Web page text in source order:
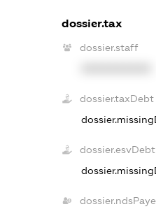
dossier.tax
dossier.staff
dossier.taxDebt
dossier.esvDebt